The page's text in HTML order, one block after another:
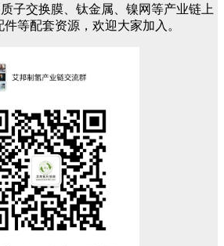
子交换膜、钛金属、镍网等产业链上
等配套资源，欢迎大家加入。